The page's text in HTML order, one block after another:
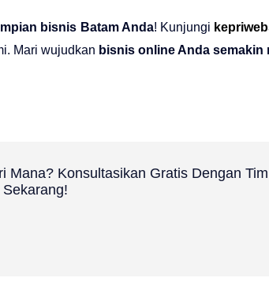
bisnis Batam Anda! Kunjungi
Mari wujudkan bisnis online Anda semakin
Konsultasikan Gratis Dengan